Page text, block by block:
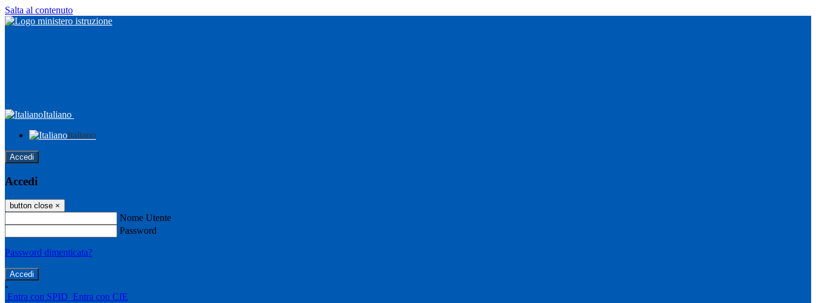
Salta al contenuto
Italiano
Italiano
Accedi
Accedi
button close ×
Nome Utente
Password
Password dimenticata?
-
Entra con SPID Entra con CIE